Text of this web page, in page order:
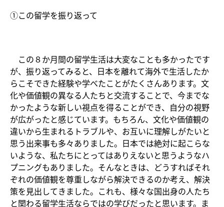
①この留学を振り返って
この８か月間の留学生活は大変なことも多かったです
が、振り返ってみると、日本を離れて海外で生活したか
らこそできた経験や学べたことがたくさんあります。文
化や価値観の異なる人たちと交流することで、今までな
かったような新しい視点を得ることができ、自分の視野
が広がったと感じています。もちろん、文化や価値観の
違いから生まれるトラブルや、お互いに理解しがたいと
思う出来事も多々ありました。日本では絶対に起こらな
いような、私たちにとってはありえないと思うようなハ
プニングもありました。そんなときは、どうすればそれ
ぞれの価値観を尊重しながら解決できるのか考え、解決
策を見出してきました。これも、様々な国出身の人たち
と関わる留学生活ならではの学びだったと思います。ま